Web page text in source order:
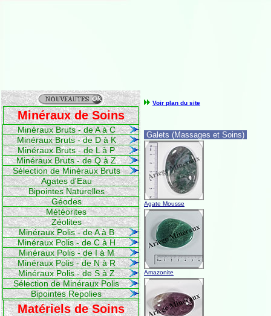
Minéraux de Soins
Minéraux Bruts - de A à C
Minéraux Bruts - de D à K
Minéraux Bruts - de L à P
Minéraux Bruts - de Q à Z
Sélection de Minéraux Bruts
Agates d'Eau
Bipointes Naturelles
Géodes
Météorites
Zéolites
Minéraux Polis - de A à B
Minéraux Polis - de C à H
Minéraux Polis - de I à M
Minéraux Polis - de N à R
Minéraux Polis - de S à Z
Sélection de Minéraux Polis
Bipointes Repolies
Matériels de Soins
Voir plan du site
Galets (Massages et Soins)
Agate Mousse
Amazonite